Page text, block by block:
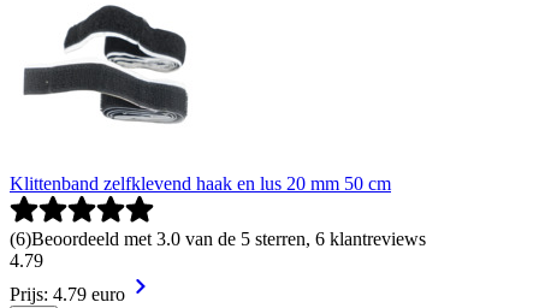
Klittenband zelfklevend haak en lus 20 mm 50 cm
(6)Beoordeeld met 3.0 van de 5 sterren, 6 klantreviews
4.79
Prijs: 4.79 euro